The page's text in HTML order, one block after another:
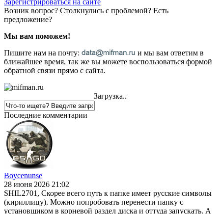
Зарегистрироваться на сайте
Возник вопрос? Столкнулись с проблемой? Есть
предложение?
Мы вам поможем!
Пишите нам на почту:
и мы вам ответим в
ближайшее время, так же вы можете воспользоваться формой
обратной связи прямо с сайта.
Загрузка..
Последние комментарии
Boycenunse
28 июня 2026 21:02
SHIL2701, Скорее всего путь к папке имеет русские символы
(кириллицу). Можно попробовать перенести папку с
установщиком в корневой раздел диска и оттуда запускать. А